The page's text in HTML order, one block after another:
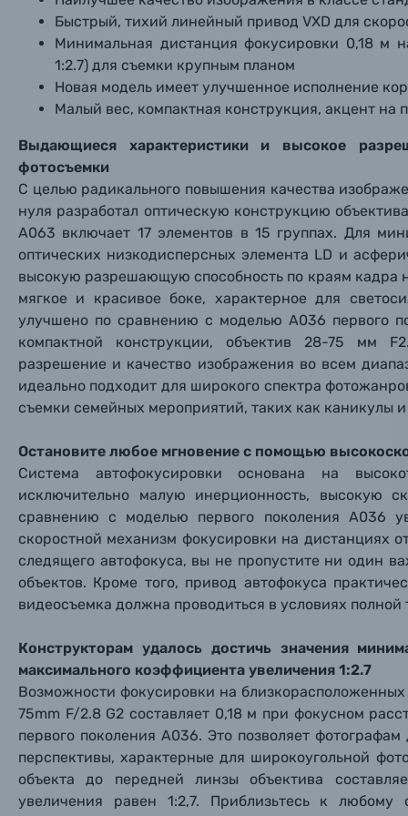
Мы
Имя и
Тема
Ваш
Мы
Имя и
Тема
Ваш
Пленочные фотоаппараты
Фотокамеры моментальной печати
Видеокамеры
Объективы для фотоаппаратов
Вспышки для фотоаппаратов
Аксессуары для фото и видеокамер
Оптические приборы
Электроника
Осветительное оборудование
Фоторамки
Фотоальбомы
Книги о фотографии, альбомы известных
Солнцезащитные очки
Б/У фототехника (Комиссионные товары)
Уценённые товары
Заказ
Вами с
Имя*
Номер
Быстрый, тихий линейный привод VXD для
Минимальная дистанция фокусировки 0,18 м
1:2.7) для съемки крупным планом
Новая модель имеет улучшенное исполнение
Малый вес, компактная конструкция, акцент на
Выдающиеся характеристики и высокое
фотосъемки
С целью радикального повышения качества
нуля разработал оптическую конструкцию
A063 включает 17 элементов в 15 группах. Для
оптических низкодисперсных элемента LD и
высокую разрешающую способность по краям кадра
мягкое и красивое боке, характерное для
улучшено по сравнению с моделью A036 первого
компактной конструкции, объектив 28-75 мм
разрешение и качество изображения во всем
идеально подходит для широкого спектра
съемки семейных мероприятий, таких как каникулы
Остановите любое мгновение с помощью
Система автофокусировки основана на
исключительно малую инерционность, высокую
сравнению с моделью первого поколения A036
скоростной механизм фокусировки на дистанциях
следящего автофокуса, вы не пропустите ни один
объектов. Кроме того, привод автофокуса
видеосъемка должна проводиться в условиях
Конструкторам удалось достичь значения
максимального коэффициента увеличения 1:2.7
Возможности фокусировки на
75mm F/2.8 G2 составляет 0,18 м при фокусном
первого поколения A036. Это позволяет
перспективы, характерные для широкоугольной
объекта до передней линзы объектива
увеличения равен 1:2,7. Приблизьтесь к
Мы
Имя и
Тема
Ваш